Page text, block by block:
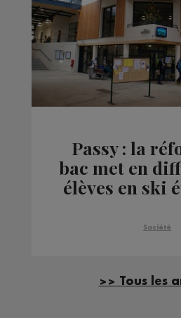
Passy : la
bac met en
élèves en ski
Société
>> Tous les